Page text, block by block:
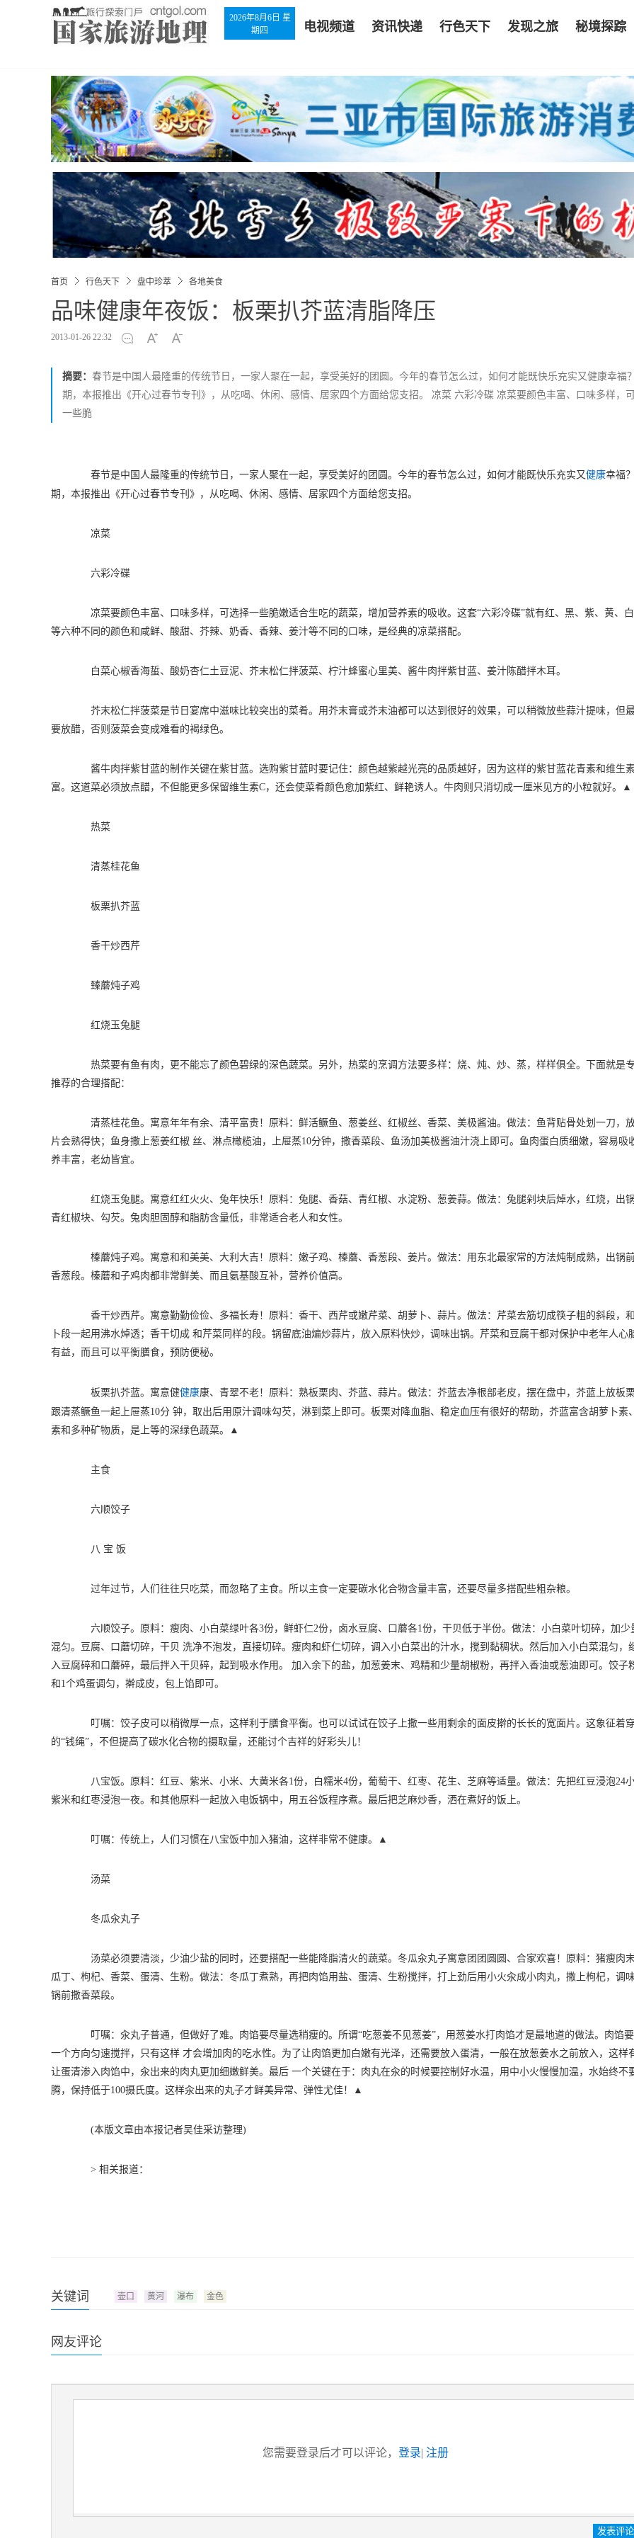
2026年8月6日 星
期四
电视频道 资讯快递 行色天下 发现之旅 秘境探踪
首页 行色天下 盘中珍萃 各地美食
品味健康年夜饭：板栗扒芥蓝清脂降压
2013-01-26 22:32
摘要： 春节是中国人最隆重的传统节日，一家人聚在一起，享受美好的团圆。今年的春节怎么过，如何才能既快乐充实又健康幸福
期，本报推出《开心过春节专刊》，从吃喝、休闲、感情、居家四个方面给您支招。 凉菜 六彩冷碟 凉菜要颜色丰富、口味多样，
一些脆
春节是中国人最隆重的传统节日，一家人聚在一起，享受美好的团圆。今年的春节怎么过，如何才能既快乐充实又健康幸福
期，本报推出《开心过春节专刊》，从吃喝、休闲、感情、居家四个方面给您支招。
凉菜
六彩冷碟
凉菜要颜色丰富、口味多样，可选择一些脆嫩适合生吃的蔬菜，增加营养素的吸收。这套“六彩冷碟”就有红、黑、紫、黄、
等六种不同的颜色和咸鲜、酸甜、芥辣、奶香、香辣、姜汁等不同的口味，是经典的凉菜搭配。
白菜心椒香海蜇、酸奶杏仁土豆泥、芥末松仁拌菠菜、柠汁蜂蜜心里美、酱牛肉拌紫甘蓝、姜汁陈醋拌木耳。
芥末松仁拌菠菜是节日宴席中滋味比较突出的菜肴。用芥末膏或芥末油都可以达到很好的效果，可以稍微放些蒜汁提味，但
要放醋，否则菠菜会变成难看的褐绿色。
酱牛肉拌紫甘蓝的制作关键在紫甘蓝。选购紫甘蓝时要记住：颜色越紫越光亮的品质越好，因为这样的紫甘蓝花青素和维生
富。这道菜必须放点醋，不但能更多保留维生素C，还会使菜肴颜色愈加紫红、鲜艳诱人。牛肉则只消切成一厘米见方的小粒就好。▲
热菜
清蒸桂花鱼
板栗扒芥蓝
香干炒西芹
臻蘑炖子鸡
红烧玉兔腿
热菜要有鱼有肉，更不能忘了颜色碧绿的深色蔬菜。另外，热菜的烹调方法要多样：烧、炖、炒、蒸，样样俱全。下面就是专
推荐的合理搭配：
清蒸桂花鱼。寓意年年有余、清平富贵！原料：鲜活鳜鱼、葱姜丝、红椒丝、香菜、美极酱油。做法：鱼背贴骨处划一刀，
片会熟得快；鱼身撒上葱姜红椒 丝、淋点橄榄油，上屉蒸10分钟，撒香菜段、鱼汤加美极酱油汁浇上即可。鱼肉蛋白质细嫩，容易吸
养丰富，老幼皆宜。
红烧玉兔腿。寓意红红火火、兔年快乐！原料：兔腿、香菇、青红椒、水淀粉、葱姜蒜。做法：兔腿剁块后焯水，红烧，出
青红椒块、勾芡。兔肉胆固醇和脂肪含量低，非常适合老人和女性。
榛蘑炖子鸡。寓意和和美美、大利大吉！原料：嫩子鸡、榛蘑、香葱段、姜片。做法：用东北最家常的方法炖制成熟，出锅
香葱段。榛蘑和子鸡肉都非常鲜美、而且氨基酸互补，营养价值高。
香干炒西芹。寓意勤勤俭俭、多福长寿！原料：香干、西芹或嫩芹菜、胡萝卜、蒜片。做法：芹菜去筋切成筷子粗的斜段，
卜段一起用沸水焯透；香干切成 和芹菜同样的段。锅留底油煸炒蒜片，放入原料快炒，调味出锅。芹菜和豆腐干都对保护中老年人心
有益，而且可以平衡膳食，预防便秘。
板栗扒芥蓝。寓意健健康康、青翠不老！原料：熟板栗肉、芥蓝、蒜片。做法：芥蓝去净根部老皮，摆在盘中，芥蓝上放板栗
跟清蒸鳜鱼一起上屉蒸10分 钟，取出后用原汁调味勾芡，淋到菜上即可。板栗对降血脂、稳定血压有很好的帮助，芥蓝富含胡萝卜素
素和多种矿物质，是上等的深绿色蔬菜。▲
主食
六顺饺子
八 宝 饭
过年过节，人们往往只吃菜，而忽略了主食。所以主食一定要碳水化合物含量丰富，还要尽量多搭配些粗杂粮。
六顺饺子。原料：瘦肉、小白菜绿叶各3份，鲜虾仁2份，卤水豆腐、口蘑各1份，干贝低于半份。做法：小白菜叶切碎，加少
混匀。豆腐、口蘑切碎，干贝 洗净不泡发，直接切碎。瘦肉和虾仁切碎，调入小白菜出的汁水，搅到黏稠状。然后加入小白菜混匀，
入豆腐碎和口蘑碎，最后拌入干贝碎，起到吸水作用。 加入余下的盐，加葱姜末、鸡精和少量胡椒粉，再拌入香油或葱油即可。饺子
和1个鸡蛋调匀，擀成皮，包上馅即可。
叮嘱：饺子皮可以稍微厚一点，这样利于膳食平衡。也可以试试在饺子上撒一些用剩余的面皮擀的长长的宽面片。这象征着
的“钱绳”，不但提高了碳水化合物的摄取量，还能讨个吉祥的好彩头儿！
八宝饭。原料：红豆、紫米、小米、大黄米各1份，白糯米4份，葡萄干、红枣、花生、芝麻等适量。做法：先把红豆浸泡24小
紫米和红枣浸泡一夜。和其他原料一起放入电饭锅中，用五谷饭程序煮。最后把芝麻炒香，洒在煮好的饭上。
叮嘱：传统上，人们习惯在八宝饭中加入猪油，这样非常不健康。▲
汤菜
冬瓜汆丸子
汤菜必须要清淡，少油少盐的同时，还要搭配一些能降脂清火的蔬菜。冬瓜汆丸子寓意团团圆圆、合家欢喜！原料：猪瘦肉
瓜丁、枸杞、香菜、蛋清、生粉。做法：冬瓜丁煮熟，再把肉馅用盐、蛋清、生粉搅拌，打上劲后用小火汆成小肉丸，撒上枸杞，调
锅前撒香菜段。
叮嘱：汆丸子普通，但做好了难。肉馅要尽量选稍瘦的。所谓“吃葱姜不见葱姜”，用葱姜水打肉馅才是最地道的做法。肉馅
一个方向匀速搅拌，只有这样 才会增加肉的吃水性。为了让肉馅更加白嫩有光泽，还需要放入蛋清，一般在放葱姜水之前放入，这样
让蛋清渗入肉馅中，汆出来的肉丸更加细嫩鲜美。最后 一个关键在于：肉丸在汆的时候要控制好水温，用中小火慢慢加温，水始终不
腾，保持低于100摄氏度。这样汆出来的丸子才鲜美异常、弹性尤佳！▲
(本版文章由本报记者吴佳采访整理)
> 相关报道：
关键词 壶口 黄河 瀑布 金色
网友评论
您需要登录后才可以评论， 登录| 注册